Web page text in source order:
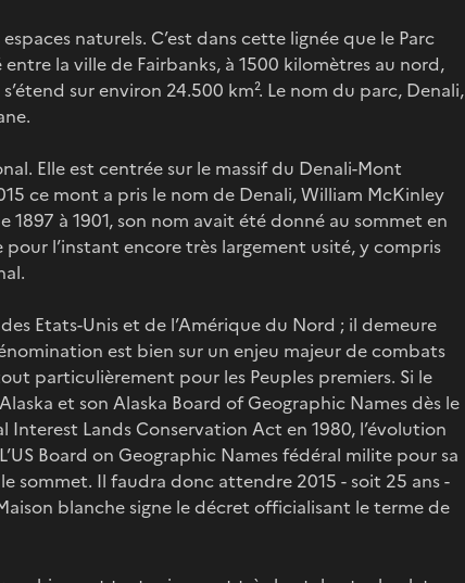
naturels. C’est dans cette lignée que le Parc
la ville de Fairbanks, à 1500 kilomètres au nord,
sur environ 24.500 km². Le nom du parc, Denali,
Elle est centrée sur le massif du Denali-Mont
ce mont a pris le nom de Denali, William McKinley
1897 à 1901, son nom avait été donné au sommet en
l’instant encore très largement usité, y compris
Etats-Unis et de l’Amérique du Nord ; il demeure
est bien sur un enjeu majeur de combats
particulièrement pour les Peuples premiers. Si le
et son Alaska Board of Geographic Names dès le
Interest Lands Conservation Act en 1980, l’évolution
Board on Geographic Names fédéral milite pour sa
sommet. Il faudra donc attendre 2015 - soit 25 ans -
blanche signe le décret officialisant le terme de